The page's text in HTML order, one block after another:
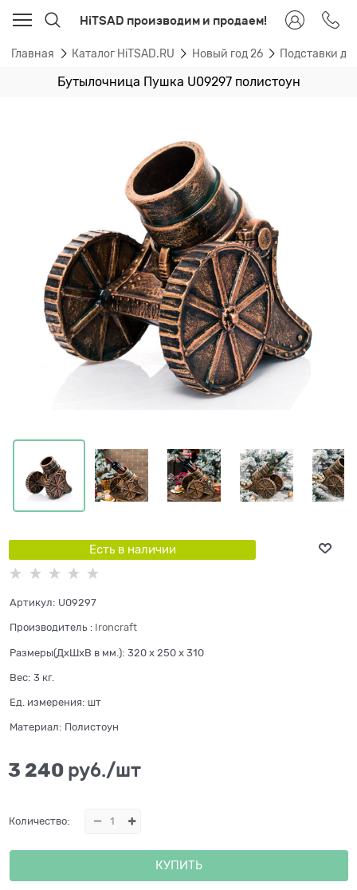
HiTSAD производим и продаем!
Главная Каталог HiTSAD.RU Новый год 26 Подставки
Бутылочница Пушка U09297 полистоун
Есть в наличии
Артикул: U09297
Производитель : Ironcraft
Размеры(ДхШхВ в мм.): 320 x 250 x 310
Вес: 3 кг.
Ед. измерения: шт
Материал: Полистоун
3 240 руб./шт
Количество:
КУПИТЬ